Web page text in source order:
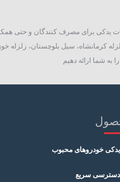
آنلاین قطعات یدکی برای مصرف
کرمانشاه، سیل بلوچستان، زلزله
شما ارائه دهیم
یدکی خودروهای محبوب
دسترسی سریع